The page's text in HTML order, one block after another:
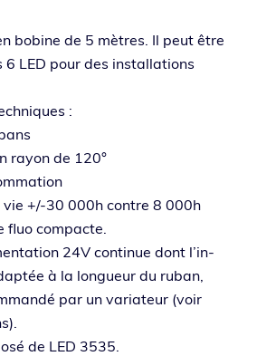
bobine de 5 mètres. Il peut être
6 LED pour des ins­tal­la­tions
:
rayon de 120°
vie +/-30 000h contre 8 000h
fluo compacte.
24V conti­nue dont l’in­
à la lon­gueur du ruban,
par un varia­teur (voir
de LED 3535.